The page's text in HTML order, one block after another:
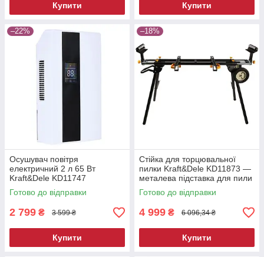
Купити Купити
–22%
Осушувач повітря
електричний 2 л 65 Вт
Kraft&Dele KD11747
побутовий вологопоглинач
Готово до відправки
2 799 ₴ 3 599 ₴
Купити
–18%
Стійка для торцювальної
пилки Kraft&Dele KD11873 —
металева підставка для пили
Готово до відправки
4 999 ₴ 6 096,34 ₴
Купити